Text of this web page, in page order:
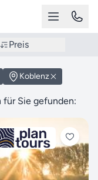
Preis
Koblenz
Sie gefunden: